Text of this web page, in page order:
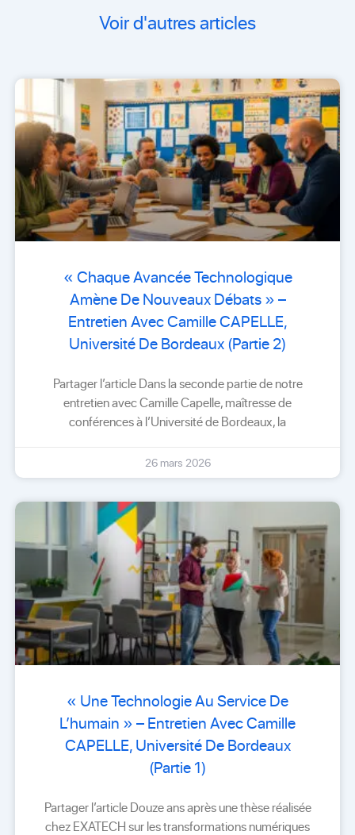
Voir d'autres articles
« Chaque Avancée Technologique
Amène De Nouveaux Débats » –
Entretien Avec Camille CAPELLE,
Université De Bordeaux (Partie 2)
Partager l’article Dans la seconde partie de notre
entretien avec Camille Capelle, maîtresse de
conférences à l’Université de Bordeaux, la
26 mars 2026
« Une Technologie Au Service De
L’humain » – Entretien Avec Camille
CAPELLE, Université De Bordeaux
(Partie 1)
Partager l’article Douze ans après une thèse réalisée
chez EXATECH sur les transformations numériques